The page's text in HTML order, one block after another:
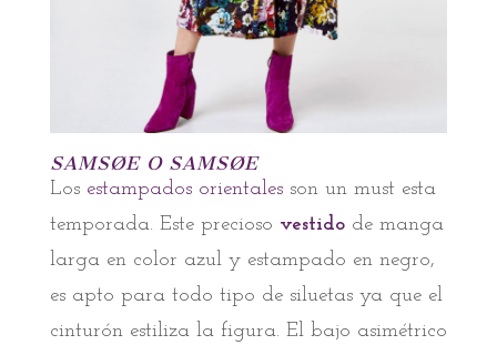
SAMSØE O SAMSØE
Los estampados orientalesson un must esta
temporada. Este precioso vestidode manga
larga en color azul y estampado en negro,
es apto para todo tipo de siluetas ya que el
cinturón estiliza la figura. El bajo asimétrico